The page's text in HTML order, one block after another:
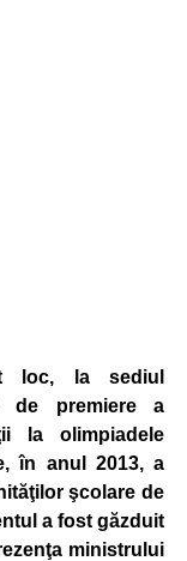
loc, la sediul
de premiere a
la olimpiadele
în anul 2013, a
şcolare de
a fost găzduit
ministrului